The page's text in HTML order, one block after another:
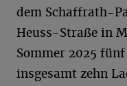
dem Schaffrath-
Heuss-Straße in
Sommer 2025
insgesamt zehn